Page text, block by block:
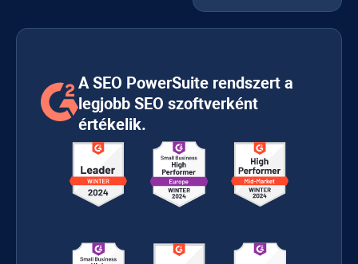
A SEO PowerSuite rendszert a
legjobb SEO szoftverként
értékelik.